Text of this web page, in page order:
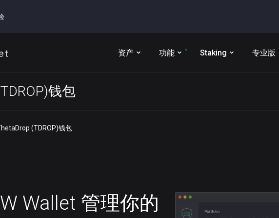
资产 功能 Staking 专业版
钱包
(TDROP)钱包
Wallet 管理你的